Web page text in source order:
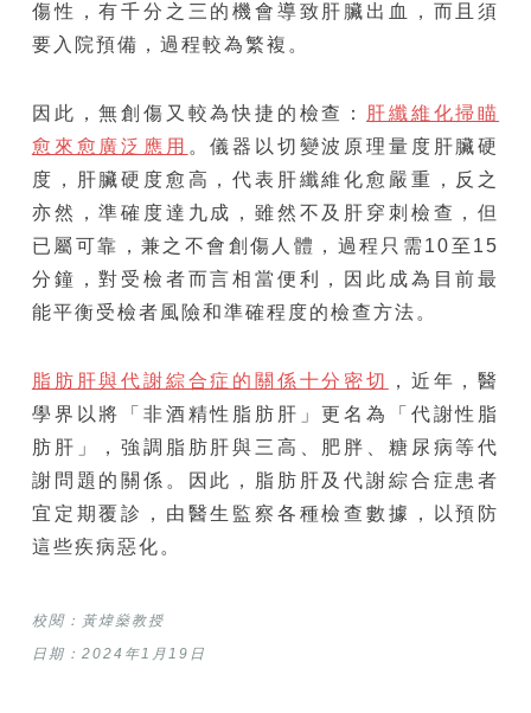
傷性，有千分之三的機會導致肝臟出血，而且須
要入院預備，過程較為繁複。
因此，無創傷又較為快捷的檢查：
肝纖維化掃瞄
愈來愈廣泛應用 。儀器以切變波原理量度肝臟硬
度，肝臟硬度愈高，代表肝纖維化愈嚴重，反之
亦然，準確度達九成，雖然不及肝穿刺檢查，但
已屬可靠，兼之不會創傷人體，過程只需10至15
分鐘，對受檢者而言相當便利，因此成為目前最
能平衡受檢者風險和準確程度的檢查方法。
脂肪肝與代謝綜合症的關係十分密切
，近年，醫
學界以將「非酒精性脂肪肝」更名為「代謝性脂
肪肝」，強調脂肪肝與三高、肥胖、糖尿病等代
謝問題的關係。因此，脂肪肝及代謝綜合症患者
宜定期覆診，由醫生監察各種檢查數據，以預防
這些疾病惡化。
校閱：黃煒燊教授
日期：2024年1月19日